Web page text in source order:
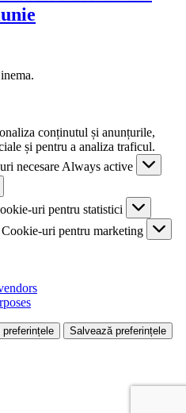
conținutul și anunțurile,
și pentru a analiza traficul.
necesare Always active
uri pentru statistici
Cookie-uri pentru marketing
preferințele Salvează preferințele